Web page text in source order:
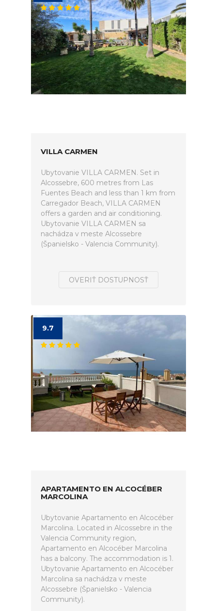
VILLA CARMEN
Ubytovanie VILLA CARMEN. Set in
Alcossebre, 600 metres from Las
Fuentes Beach and less than 1 km from
Carregador Beach, VILLA CARMEN
offers a garden and air conditioning.
Ubytovanie VILLA CARMEN sa
nachádza v meste Alcossebre
(Španielsko - Valencia Community).
OVERIŤ DOSTUPNOSŤ
9.7
APARTAMENTO EN ALCOCÉBER
MARCOLINA
Ubytovanie Apartamento en Alcocéber
Marcolina. Located in Alcossebre in the
Valencia Community region,
Apartamento en Alcocéber Marcolina
has a balcony. The accommodation is 1.
Ubytovanie Apartamento en Alcocéber
Marcolina sa nachádza v meste
Alcossebre (Španielsko - Valencia
Community).